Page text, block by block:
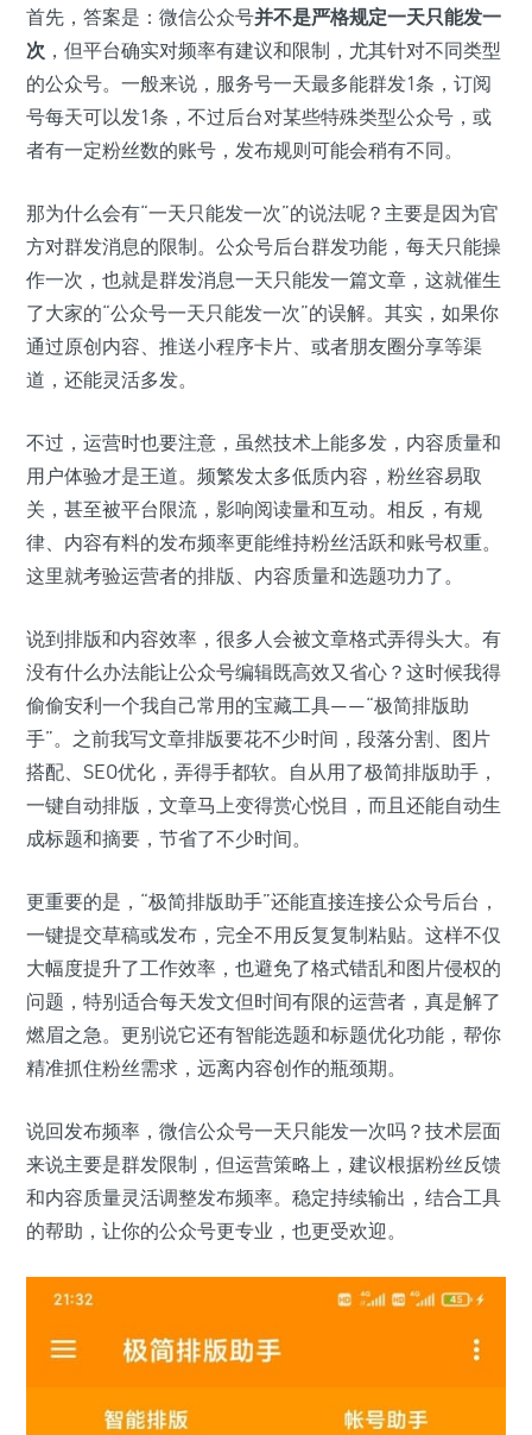
首先，答案是：微信公众号并不是严格规定一天只能发一
次 ，但平台确实对频率有建议和限制，尤其针对不同类型
的公众号。一般来说，服务号一天最多能群发1条，订阅
号每天可以发1条，不过后台对某些特殊类型公众号，或
者有一定粉丝数的账号，发布规则可能会稍有不同。
那为什么会有“一天只能发一次”的说法呢？主要是因为官
方对群发消息的限制。公众号后台群发功能，每天只能操
作一次，也就是群发消息一天只能发一篇文章，这就催生
了大家的“公众号一天只能发一次”的误解。其实，如果你
通过原创内容、推送小程序卡片、或者朋友圈分享等渠
道，还能灵活多发。
不过，运营时也要注意，虽然技术上能多发，内容质量和
用户体验才是王道。频繁发太多低质内容，粉丝容易取
关，甚至被平台限流，影响阅读量和互动。相反，有规
律、内容有料的发布频率更能维持粉丝活跃和账号权重。
这里就考验运营者的排版、内容质量和选题功力了。
说到排版和内容效率，很多人会被文章格式弄得头大。有
没有什么办法能让公众号编辑既高效又省心？这时候我得
偷偷安利一个我自己常用的宝藏工具——“极简排版助
手”。之前我写文章排版要花不少时间，段落分割、图片
搭配、SEO优化，弄得手都软。自从用了极简排版助手，
一键自动排版，文章马上变得赏心悦目，而且还能自动生
成标题和摘要，节省了不少时间。
更重要的是，“极简排版助手”还能直接连接公众号后台，
一键提交草稿或发布，完全不用反复复制粘贴。这样不仅
大幅度提升了工作效率，也避免了格式错乱和图片侵权的
问题，特别适合每天发文但时间有限的运营者，真是解了
燃眉之急。更别说它还有智能选题和标题优化功能，帮你
精准抓住粉丝需求，远离内容创作的瓶颈期。
说回发布频率，微信公众号一天只能发一次吗？技术层面
来说主要是群发限制，但运营策略上，建议根据粉丝反馈
和内容质量灵活调整发布频率。稳定持续输出，结合工具
的帮助，让你的公众号更专业，也更受欢迎。